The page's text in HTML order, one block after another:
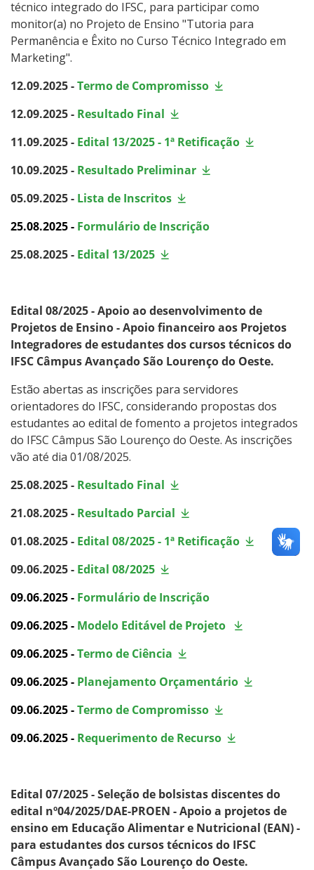
técnico integrado do IFSC, para participar como
monitor(a) no Projeto de Ensino "Tutoria para
Permanência e Êxito no Curso Técnico Integrado em
Marketing".
12.09.2025 -Termo de Compromisso
12.09.2025 - Resultado Final
11.09.2025 - Edital 13/2025 - 1ª Retificação
10.09.2025 - Resultado Preliminar
05.09.2025 - Lista de Inscritos
25.08.2025 - Formulário de Inscrição
25.08.2025 - Edital 13/2025
Edital 08/2025 - Apoio ao desenvolvimento de
Projetos de Ensino - Apoio financeiro aos Projetos
Integradores de estudantes dos cursos técnicos do
IFSC Câmpus Avançado São Lourenço do Oeste.
Estão abertas as inscrições para servidores
orientadores do IFSC, considerando propostas dos
estudantes ao edital de fomento a projetos integrados
do IFSC Câmpus São Lourenço do Oeste. As inscrições
vão até dia 01/08/2025.
25.08.2025 - Resultado Final
21.08.2025 - Resultado Parcial
01.08.2025 - Edital 08/2025 - 1ª Retificação
09.06.2025 - Edital 08/2025
09.06.2025 - Formulário de Inscrição
09.06.2025- Modelo Editável de Projeto
09.06.2025-Termo de Ciência
09.06.2025- Planejamento Orçamentário
09.06.2025-Termo de Compromisso
09.06.2025- Requerimento de Recurso
Edital 07/2025 - Seleção de bolsistas discentes do
edital nº04/2025/DAE-PROEN - Apoio a projetos de
ensino em Educação Alimentar e Nutricional (EAN) -
para estudantes doscursos técnicos do IFSC
Câmpus Avançado São Lourenço do Oeste.